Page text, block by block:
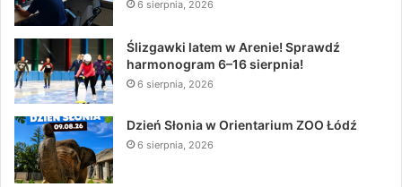
6 sierpnia, 2026
Ślizgawki latem w Arenie! Sprawdź
harmonogram 6–16 sierpnia!
6 sierpnia, 2026
Dzień Słonia w Orientarium ZOO Łódź
6 sierpnia, 2026